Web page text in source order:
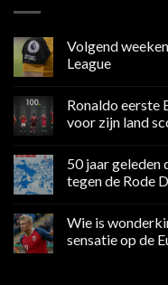
Volgend
League
op
weekend
media
in
Premier
Ronaldo eerste
voor zijn land
op
Ronaldo
eerste
meer
100
50 jaar geleden
tegen de Rode
op
jaar
Wie is
sensatie op de